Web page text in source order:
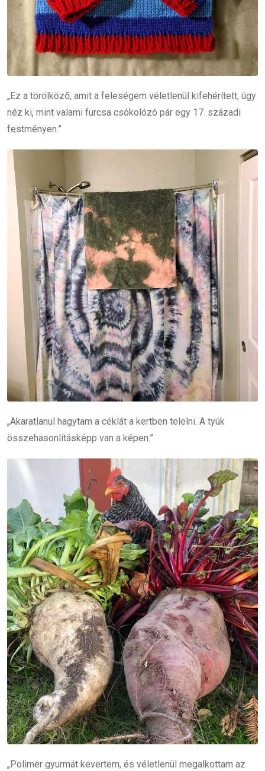
„Ez a törölköző, amit a feleségem véletlenül kifehérített, úgy
néz ki, mint valami furcsa csókolózó pár egy 17. századi
festményen.”
„Akaratlanul hagytam a céklát a kertben telelni. A tyúk
összehasonlításképp van a képen.”
„Polimer gyurmát kevertem, és véletlenül megalkottam az